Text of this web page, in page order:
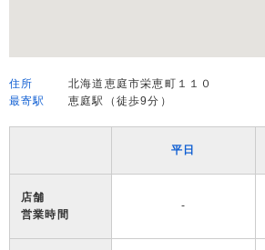
住所
北海道恵庭市栄恵町１１０
最寄駅
恵庭駅（徒歩9分）
平日
店舗
営業時間
-